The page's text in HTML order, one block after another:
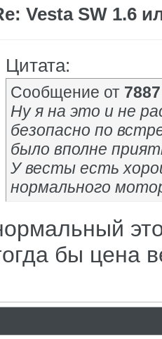
Vesta SW 1.6
Цитата:
Сообщение от 7887
Ну я на это и не
безопасно по
было вполне
У весты есть
нормального
бы цена